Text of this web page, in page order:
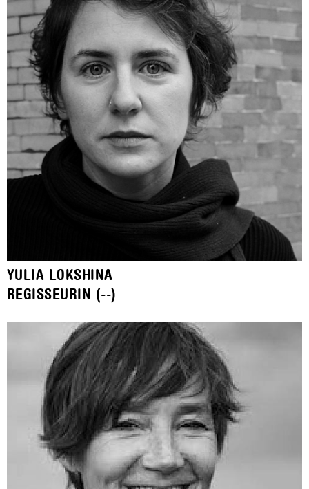
YULIA LOKSHINA
REGISSEURIN (--)